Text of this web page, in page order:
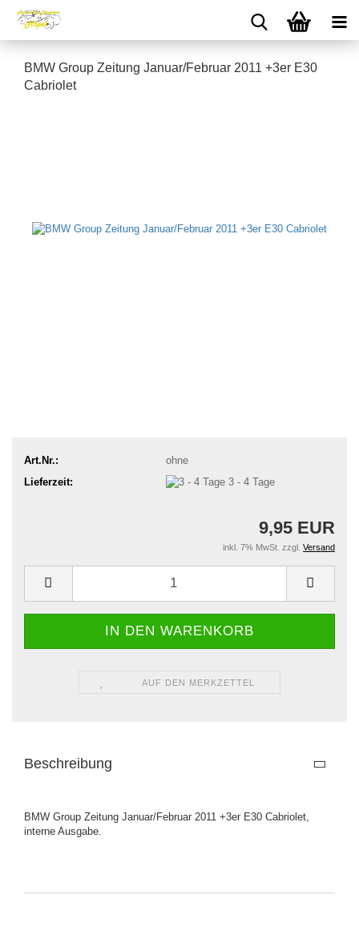
BMW Group Zeitung Januar/Februar 2011 +3er E30
Cabriolet
Art.Nr.:
ohne
Lieferzeit:
3 - 4 Tage
9,95 EUR
inkl. 7% MwSt. zzgl. Versand
AUF DEN MERKZETTEL
Beschreibung
BMW Group Zeitung Januar/Februar 2011 +3er E30 Cabriolet,
interne Ausgabe.